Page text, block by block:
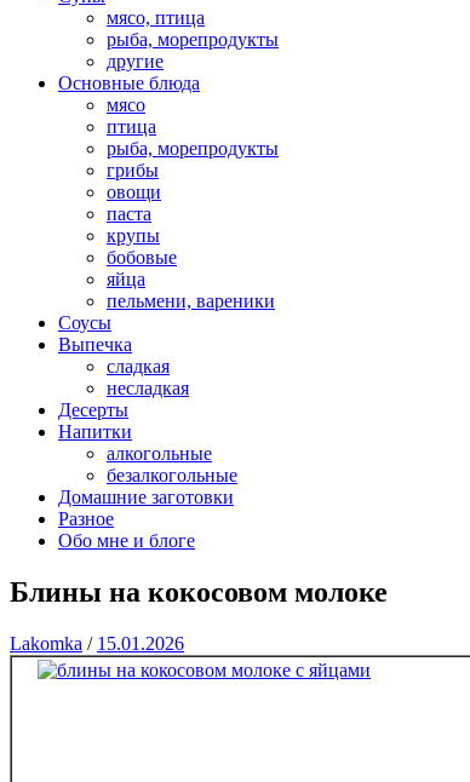
мясо, птица
рыба, морепродукты
другие
Основные блюда
мясо
птица
рыба, морепродукты
грибы
овощи
паста
крупы
бобовые
яйца
пельмени, вареники
Соусы
Выпечка
сладкая
несладкая
Десерты
Напитки
алкогольные
безалкогольные
Домашние заготовки
Разное
Обо мне и блоге
Блины на кокосовом молоке
Lakomka / 15.01.2026